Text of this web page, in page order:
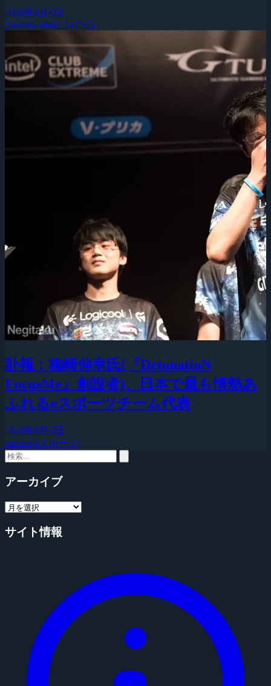
2026年8月4日
Counter-Strike 2 (CS2)
訃報：梅崎伸幸氏(『DetonatioN
FocusMe』創設者)、日本で最も情熱あ
ふれるeスポーツチーム代表
2026年8月3日
esports(eスポーツ)
アーカイブ
サイト情報